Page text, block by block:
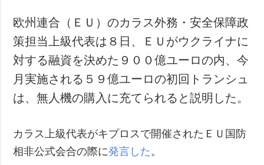
欧州連合（ＥＵ）のカラス外務・安全保障政
策担当上級代表は８日、ＥＵがウクライナに
対する融資を決めた９００億ユーロの内、今
月実施される５９億ユーロの初回トランシュ
は、無人機の購入に充てられると説明した。
カラス上級代表がキプロスで開催されたＥＵ国防
相非公式会合の際に発言した 。